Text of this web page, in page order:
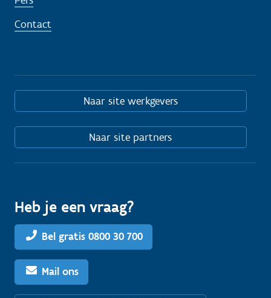
Contact
Naar site werkgevers
Naar site partners
Heb je een vraag?
Bel gratis 0800 30 700
Mail ons